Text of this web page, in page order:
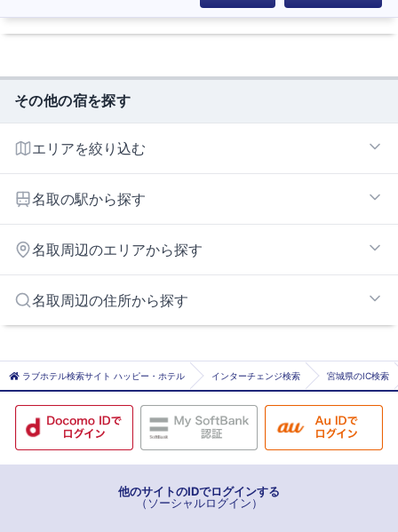
その他の宿を探す
エリアを絞り込む
名取の駅から探す
杜せきのした
名取周辺のエリアから探す
仙台南インターエリア
名取周辺の住所から探す
仙台市仙台市太白区
柴田郡村田町
ラブホテル検索サイト ハッピー・ホテル インターチェンジ検索 宮城県のIC検索
他のサイトのIDでログインする
（ソーシャルログイン）